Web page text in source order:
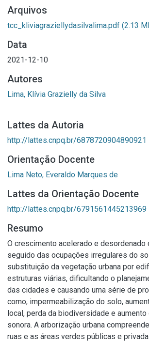
Arquivos
tcc_kliviagraziellydasilvalima.pdf (2.13
Data
2021-12-10
Autores
Lima, Klívia Grazielly da Silva
Lattes da Autoria
http://lattes.cnpq.br/6878720904890921
Orientação Docente
Lima Neto, Everaldo Marques de
Lattes da Orientação Docente
http://lattes.cnpq.br/6791561445213969
Resumo
O crescimento acelerado e desordenado
seguido das ocupações irregulares do
substituição da vegetação urbana por
estruturas viárias, dificultando o
das cidades e causando uma série de
como, impermeabilização do solo,
local, perda da biodiversidade e aumento
sonora. A arborização urbana
ruas e as áreas verdes públicas e